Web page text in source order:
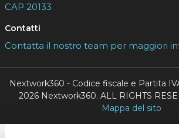
CAP 20133
Contatti
Contatta il nostro team per maggiori
Nextwork360 - Codice fiscale e Partita
2026 Nextwork360. ALL RIGHTS
Mappa del sito